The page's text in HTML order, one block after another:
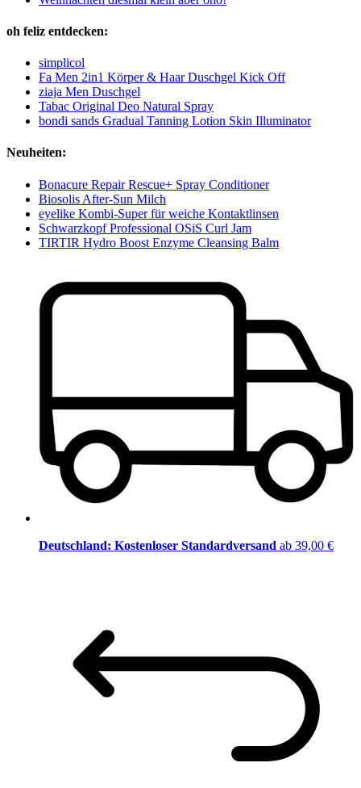
oh feliz entdecken:
simplicol
Fa Men 2in1 Körper & Haar Duschgel Kick Off
ziaja Men Duschgel
Tabac Original Deo Natural Spray
bondi sands Gradual Tanning Lotion Skin Illuminator
Neuheiten:
Bonacure Repair Rescue+ Spray Conditioner
Biosolis After-Sun Milch
eyelike Kombi-Super für weiche Kontaktlinsen
Schwarzkopf Professional OSiS Curl Jam
TIRTIR Hydro Boost Enzyme Cleansing Balm
Deutschland: Kostenloser Standardversand ab 39,00 €